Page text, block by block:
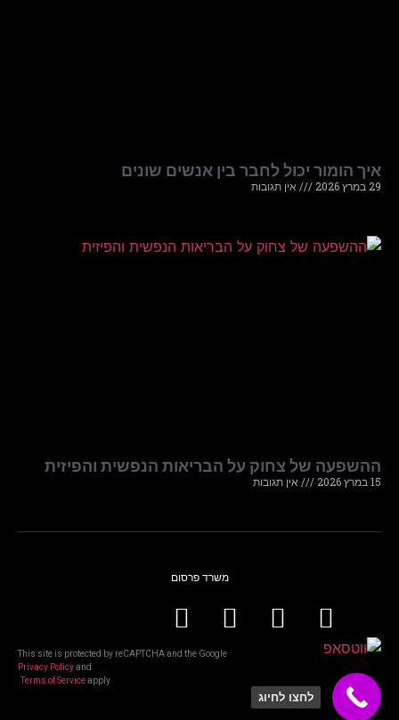
איך הומור יכול לחבר בין אנשים שונים
29 במרץ 2026 אין תגובות
ההשפעה של צחוק על הבריאות הנפשית והפיזית
15 במרץ 2026 אין תגובות
משרד פרסום
This site is protected by reCAPTCHA and the Google
Privacy Policyand
Terms of Serviceapply.
לחצו לחיוג